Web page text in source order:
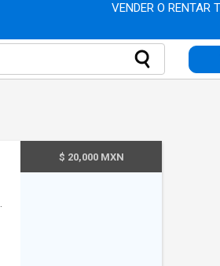
VENDER O RENTAR
$ 20,000 MXN